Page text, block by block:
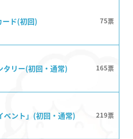
ード(初回) 75
タリー(初回・通常) 165
ベント」(初回・通常) 219